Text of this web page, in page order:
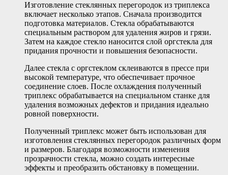
Изготовление стеклянных перегородок из триплекса
включает несколько этапов. Сначала производится
подготовка материалов. Стекла обрабатываются
специальным раствором для удаления жиров и грязи.
Затем на каждое стекло наносится слой оргстекла для
придания прочности и повышения безопасности.
Далее стекла с оргстеклом склеиваются в прессе при
высокой температуре, что обеспечивает прочное
соединение слоев. После охлаждения полученный
триплекс обрабатывается на специальном станке для
удаления возможных дефектов и придания идеально
ровной поверхности.
Полученный триплекс может быть использован для
изготовления стеклянных перегородок различных форм
и размеров. Благодаря возможности изменения
прозрачности стекла, можно создать интересные
эффекты и преобразить обстановку в помещении.